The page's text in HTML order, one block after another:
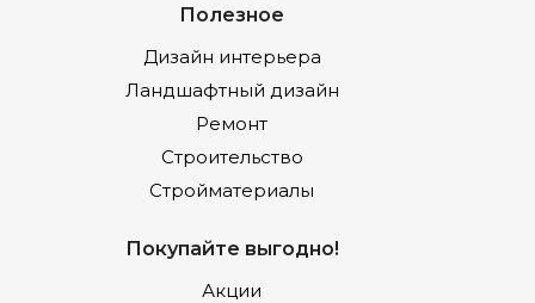
Полезное
Дизайн интерьера
Ландшафтный дизайн
Ремонт
Строительство
Стройматериалы
Покупайте выгодно!
Акции